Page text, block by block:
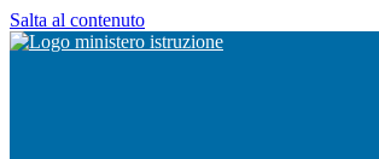
Salta al contenuto